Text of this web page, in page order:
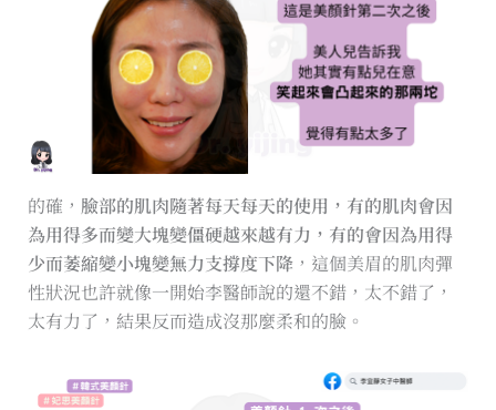
的確， 臉部的肌肉隨著每天每天的使用，有的肌肉會因
為用得多而變大塊變僵硬越來越有力，有的會因為用得
少而萎縮變小塊變無力支撐度下降，這個美眉的肌肉彈
性狀況也許就像一開始李醫師說的還不錯，太不錯了，
太有力了，結果反而造成沒那麼柔和的臉。